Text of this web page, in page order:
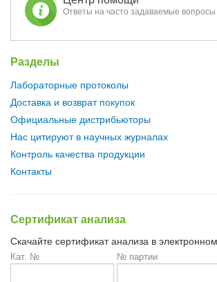
Ответы на часто задаваемые вопросы
Разделы
Лабораторные протоколы
Доставка и возврат покупок
Официальные дистрибьюторы
Нас цитируют в научных журналах
Контроль качества продукции
Контакты
Сертификат анализа
Скачайте сертификат анализа в
Кат. № № партии